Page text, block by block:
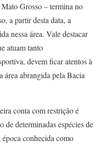
Grosso – termina no
a partir desta data, a
nessa área. Vale destacar
atuam tanto
devem ficar atentos à
área abrangida pela Bacia
conta com restrição é
de determinadas espécies de
conhecida como